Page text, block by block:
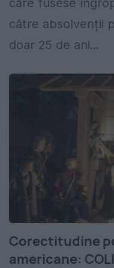
care fusese
către absolvenții
doar 25 de ani...
Corectitudine
americane: